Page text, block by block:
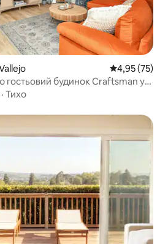
Середня
4,95 (75)
гостьовий будинок Craftsman у
· Тихо